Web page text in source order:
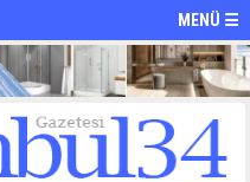
MENÜ ☰